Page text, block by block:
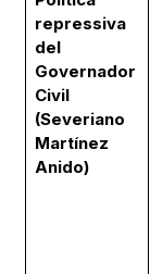
repressiva
del
Governador
Civil
(Severiano
Martínez
Anido)